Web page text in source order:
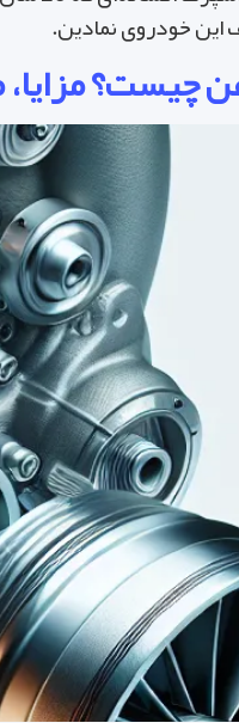
خودروی نمادین.
چیست؟ مزایا،